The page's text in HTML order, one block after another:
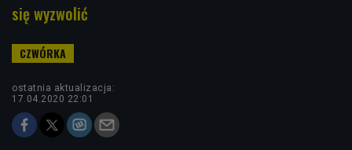
się wyzwolić
ostatnia aktualizacja:
17.04.2020 22:01